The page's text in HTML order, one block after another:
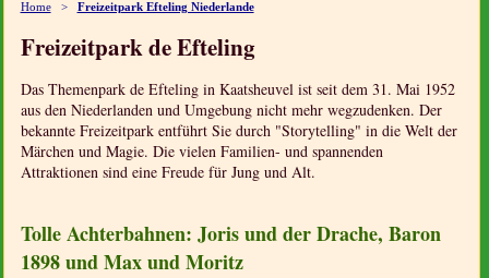
Home> Freizeitpark Efteling Niederlande
Freizeitpark de Efteling
Das Themenpark de Efteling in Kaatsheuvel ist seit dem 31. Mai 1952
aus den Niederlanden und Umgebung nicht mehr wegzudenken. Der
bekannte Freizeitpark entführt Sie durch "Storytelling" in die Welt der
Märchen und Magie. Die vielen Familien- und spannenden
Attraktionen sind eine Freude für Jung und Alt.
Tolle Achterbahnen: Joris und der Drache, Baron
1898 und Max und Moritz